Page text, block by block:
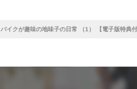
バイクが趣味の地味子の日常 （1） 【電子版特典付